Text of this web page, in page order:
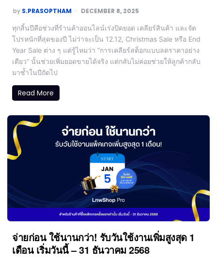
by S.PRASOPTHAM DECEMBER 8, 2025
ทุกสิ้นปีคือช่วงที่ร้านค้าออนไลน์เร่งปิดยอด เคลียร์สินค้า และจัด
โปรหนักที่สุดของปี ไม่ว่าจะเป็น 12.12, Christmas Sale หรือ End
Year Sale ต่าง ๆ แต่รู้ไหมว่า “การเคลียร์สต็อกแบบลดราคาอย่าง
เดียว” นั้นช่วยเพิ่มยอดขายได้จริง แต่กลับไม่ค่อยช่วยให้ลูกค้ากลับ
มาซ้ำในปีถัดไป
Read More
จ่ายก่อน ใช้นานกว่า! รับวันใช้งานเพิ่มสูงสุด 1
เดือน เริ่มวันนี้ – 31 ธันวาคม 2568